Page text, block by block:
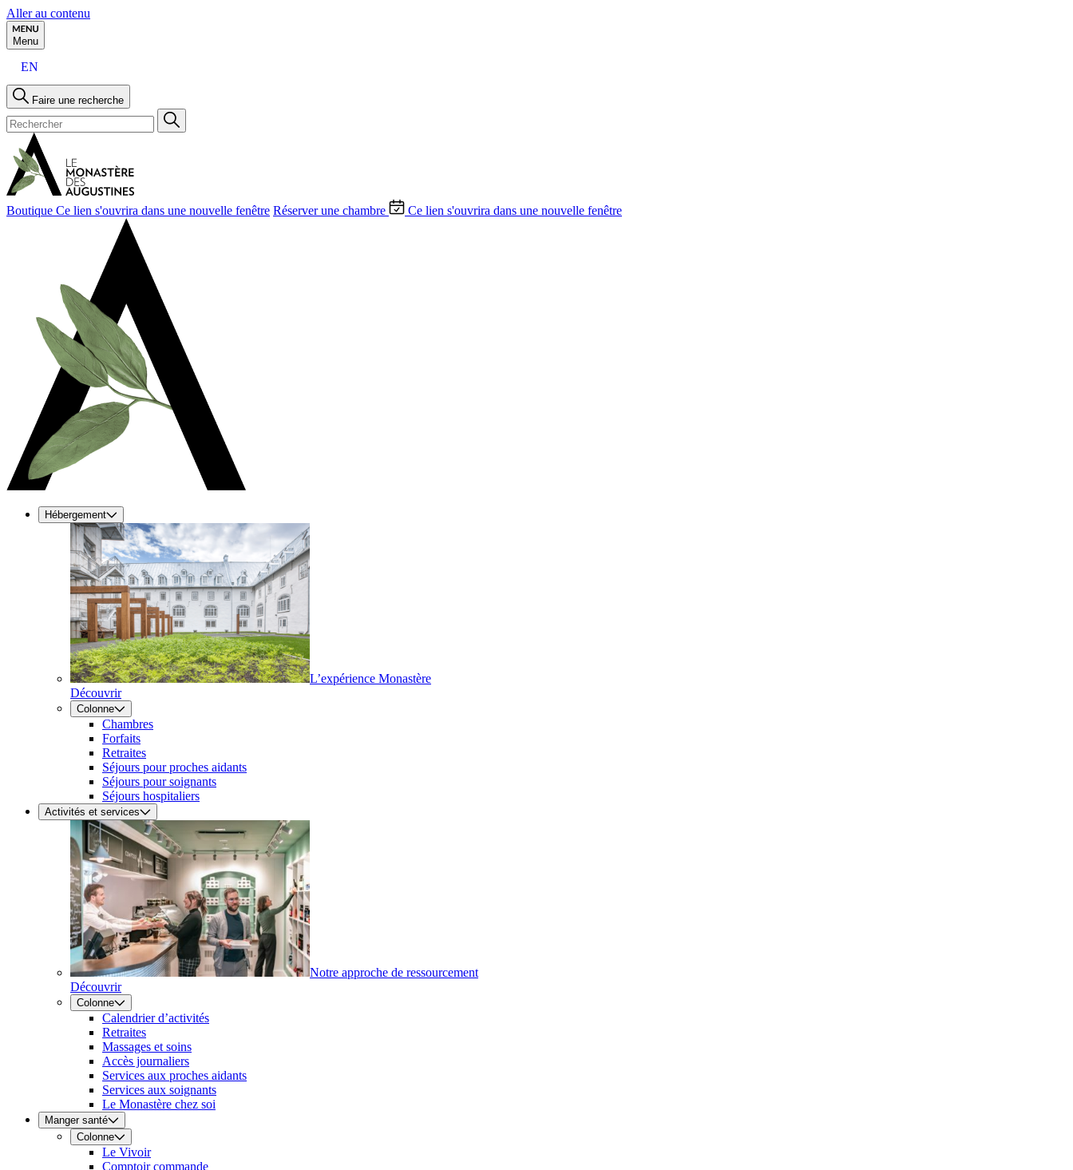
Aller au contenu
Menu
EN
Faire une recherche
Boutique Ce lien s'ouvrira dans une nouvelle fenêtre Réserver une chambre Ce lien s'ouvrira dans une nouvelle fenêtre
Hébergement
L’expérience Monastère
Découvrir
Colonne
Chambres
Forfaits
Retraites
Séjours pour proches aidants
Séjours pour soignants
Séjours hospitaliers
Activités et services
Notre approche de ressourcement
Découvrir
Colonne
Calendrier d’activités
Retraites
Massages et soins
Accès journaliers
Services aux proches aidants
Services aux soignants
Le Monastère chez soi
Manger santé
Colonne
Le Vivoir
Comptoir commande